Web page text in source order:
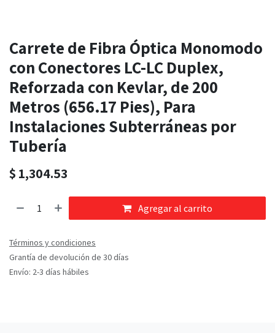
Carrete de Fibra Óptica Monomodo
con Conectores LC-LC Duplex,
Reforzada con Kevlar, de 200
Metros (656.17 Pies), Para
Instalaciones Subterráneas por
Tubería
$ 1,304.53
Agregar al carrito
Términos y condiciones
Grantía de devolución de 30 días
Envío: 2-3 días hábiles